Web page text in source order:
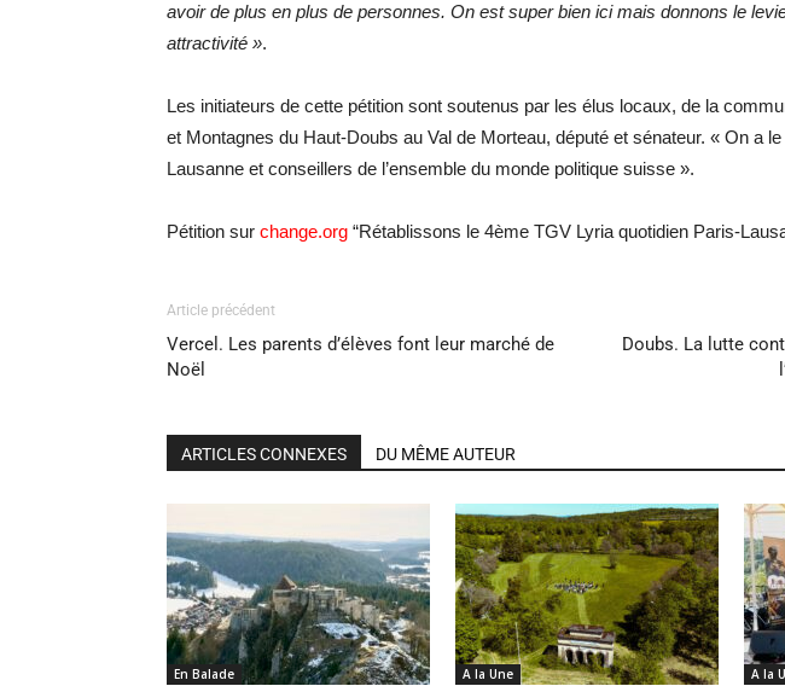
avoir de plus en plus de personnes. On est super bien ici mais donnons le
attractivité ».
Les initiateurs de cette pétition sont soutenus par les élus locaux, de la
et Montagnes du Haut-Doubs au Val de Morteau, député et sénateur. « On a
Lausanne et conseillers de l’ensemble du monde politique suisse ».
Pétition sur change.org “Rétablissons le 4ème TGV Lyria quotidien Paris-
Article précédent
Vercel. Les parents d’élèves font leur marché de
Noël
Doubs. La lutte
ARTICLES CONNEXES DU MÊME AUTEUR
En Balade A la Une A la